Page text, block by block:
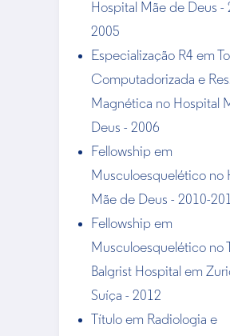
Hospital Mãe de Deus -
2005
Especialização R4 em
Computadorizada e
Magnética no Hospital
Deus - 2006
Fellowship em
Musculoesquelético no
Mãe de Deus - 2010-
Fellowship em
Musculoesquelético no
Balgrist Hospital em
Suíça - 2012
Título em Radiologia e